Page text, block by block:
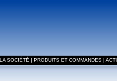
LA SOCIÉTÉ | PRODUITS ET COMMANDES |